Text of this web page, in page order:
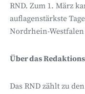
RND. Zum 1. März
auflagenstärkste
Nordrhein-
Über das
Das RND zählt zu